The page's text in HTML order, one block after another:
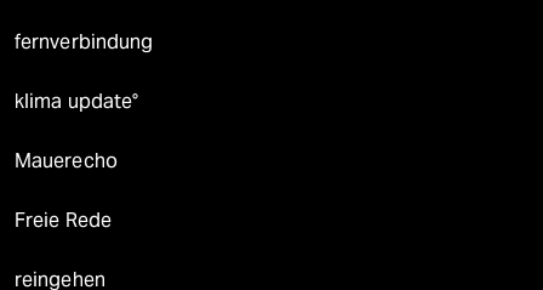
fernverbindung
klima update°
Mauerecho
Freie Rede
reingehen